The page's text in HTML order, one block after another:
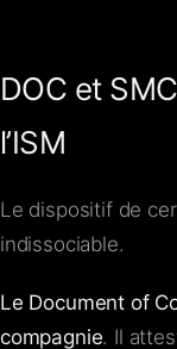
DOC et
l’ISM
Le dispositif de
indissociable.
Le Document of
compagnie. Il